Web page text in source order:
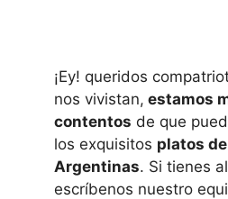
¡Ey! queridos
nos vivistan, estamos
contentos de que
los exquisitos platos
Argentinas. Si tienes
escríbenos nuestro